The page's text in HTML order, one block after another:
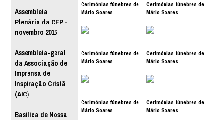
Assembleia
Plenária da CEP -
novembro 2016
Assembleia-geral
da Associação de
Imprensa de
Inspiração Cristã
(AIC)
Basílica de Nossa
Cerimónias fúnebres de
Mário Soares
Cerimónias fúnebres de
Mário Soares
Cerimónias fúnebres de
Mário Soares
Cerimónias fúnebres de
Mário Soares
Cerimónias fúnebres de
Mário Soares
Cerimónias fúnebres de
Mário Soares